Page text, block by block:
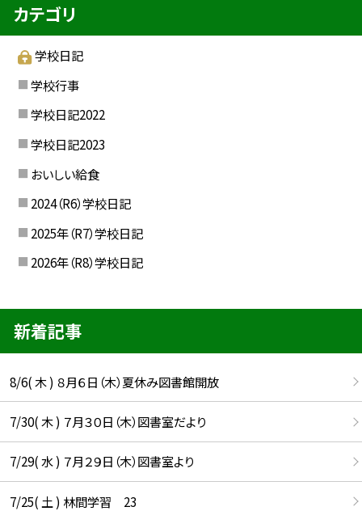
カテゴリ
学校日記
学校行事
学校日記2022
学校日記2023
おいしい給食
2024（R6）学校日記
2025年（R7）学校日記
2026年（R8）学校日記
新着記事
8/6( 木 ) ８月６日（木）夏休み図書館開放
7/30( 木 ) ７月３０日（木）図書室だより
7/29( 水 ) ７月２９日（木）図書室より
7/25( 土 ) 林間学習 23